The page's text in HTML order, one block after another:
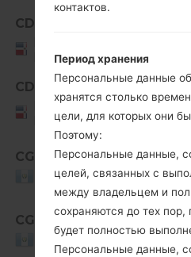
CDR
Republic
SM-
CDR
Dominican
Republic
SM-
CGU
Guatemala
SM-
CGU
Guatemala
SM-
контактов.
Период хранения
Персональные данные
хранятся столько
цели, для которых они
Поэтому:
Персональные данные,
целей, связанных с
между владельцем и
сохраняются до тех пор,
будет полностью
Персональные данные,